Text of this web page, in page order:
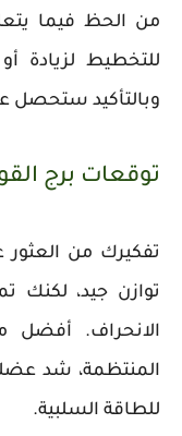
من الحظ فيما
للتخطيط لزيادة
وبالتأكيد ستحصل
توقعات برج
تفكيرك من العثور
توازن جيد، لكنك
الانحراف. أفضل
المنتظمة، شد
للطاقة السلبية.